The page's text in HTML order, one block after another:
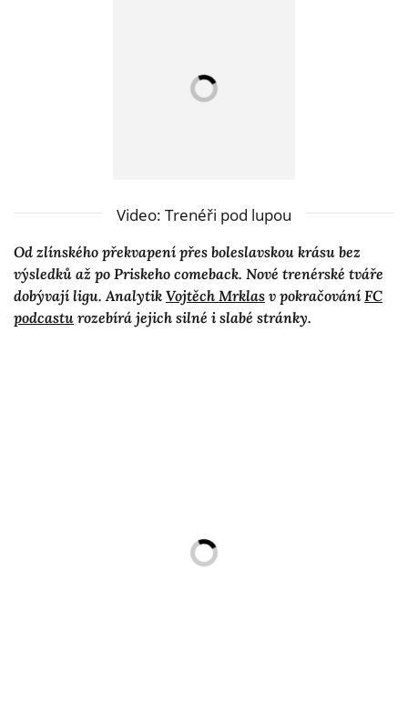
Video: Trenéři pod lupou
Od zlínského překvapení přes boleslavskou krásu bez
výsledků až po Priskeho comeback. Nové trenérské tváře
dobývají ligu. Analytik Vojtěch Mrklas v pokračování FC
podcastu rozebírá jejich silné i slabé stránky.